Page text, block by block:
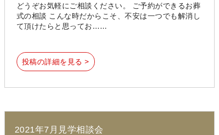
どうぞお気軽にご相談ください。 ご予約ができるお葬
式の相談 こんな時だからこそ、不安は一つでも解消し
て頂けたらと思ってお……
投稿の詳細を見る >
2021年7月見学相談会